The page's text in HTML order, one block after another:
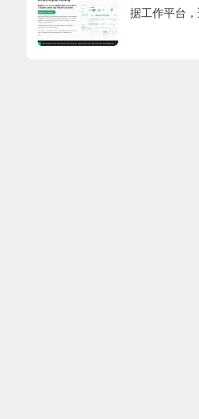
据工作平台，
据分析、高